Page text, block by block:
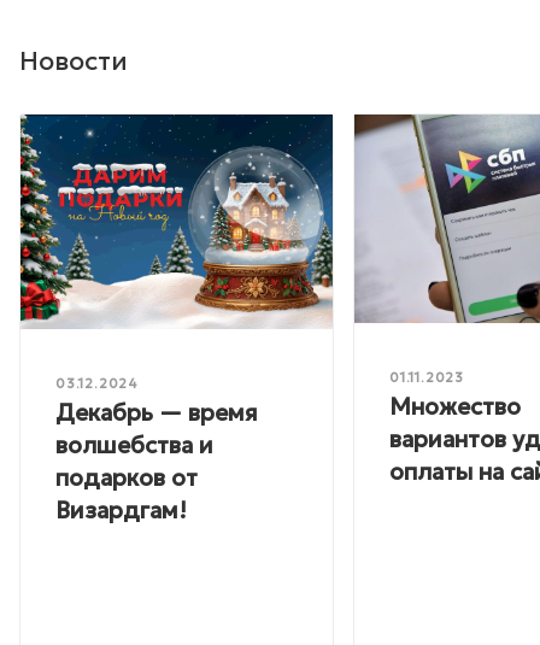
Новости
03.12.2024
Декабрь — время
волшебства и
подарков от
Визардгам!
01.11.2023
Множество
вариантов
оплаты на